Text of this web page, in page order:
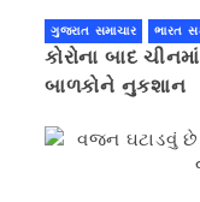
ગુજરાત સમાચાર ભારત
કોરોના બાદ
બાળકોને નુકશાન